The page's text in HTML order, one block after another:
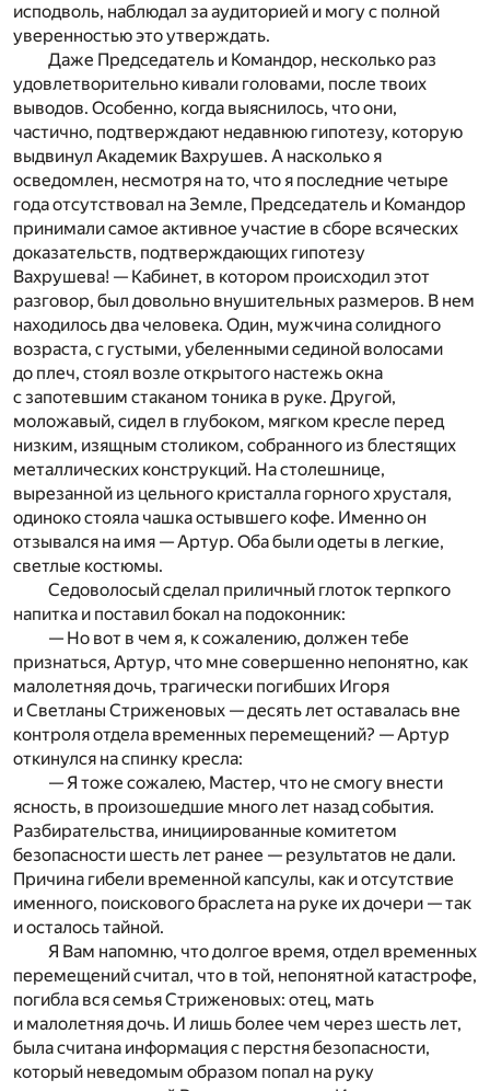
исподволь, наблюдал за аудиторией и могу с полной
уверенностью это утверждать.
Даже Председатель и Командор, несколько раз
удовлетворительно кивали головами, после твоих
выводов. Особенно, когда выяснилось, что они,
частично, подтверждают недавнюю гипотезу, которую
выдвинул Академик Вахрушев. А насколько я
осведомлен, несмотря на то, что я последние четыре
года отсутствовал на Земле, Председатель и Командор
принимали самое активное участие в сборе всяческих
доказательств, подтверждающих гипотезу
Вахрушева! — Кабинет, в котором происходил этот
разговор, был довольно внушительных размеров. В нем
находилось два человека. Один, мужчина солидного
возраста, с густыми, убеленными сединой волосами
до плеч, стоял возле открытого настежь окна
с запотевшим стаканом тоника в руке. Другой,
моложавый, сидел в глубоком, мягком кресле перед
низким, изящным столиком, собранного из блестящих
металлических конструкций. На столешнице,
вырезанной из цельного кристалла горного хрусталя,
одиноко стояла чашка остывшего кофе. Именно он
отзывался на имя — Артур. Оба были одеты в легкие,
светлые костюмы.
Седоволосый сделал приличный глоток терпкого
напитка и поставил бокал на подоконник:
— Но вот в чем я, к сожалению, должен тебе
признаться, Артур, что мне совершенно непонятно, как
малолетняя дочь, трагически погибших Игоря
и Светланы Стриженовых — десять лет оставалась вне
контроля отдела временных перемещений? — Артур
откинулся на спинку кресла:
— Я тоже сожалею, Мастер, что не смогу внести
ясность, в произошедшие много лет назад события.
Разбирательства, инициированные комитетом
безопасности шесть лет ранее — результатов не дали.
Причина гибели временной капсулы, как и отсутствие
именного, поискового браслета на руке их дочери — так
и осталось тайной.
Я Вам напомню, что долгое время, отдел временных
перемещений считал, что в той, непонятной катастрофе,
погибла вся семья Стриженовых: отец, мать
и малолетняя дочь. И лишь более чем через шесть лет,
была считана информация с перстня безопасности,
который неведомым образом попал на руку